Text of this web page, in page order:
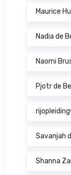
Maurice
Nadia de
Naomi
Pjotr de
Savanjah
Shanna